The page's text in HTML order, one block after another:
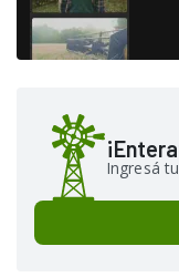
Ingresá